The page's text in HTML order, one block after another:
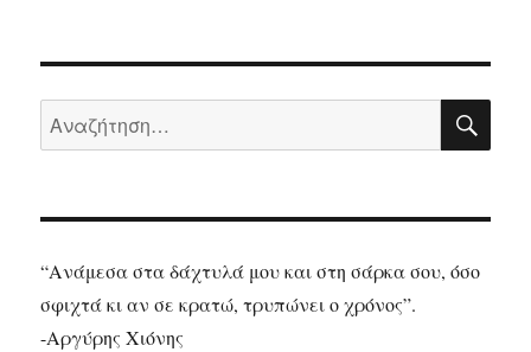
που
ξεχνάς
Αναζήτηση
για:
“Ανάμεσα στα δάχτυλά μου και στη σάρκα σου, όσο
σφιχτά κι αν σε κρατώ, τρυπώνει ο χρόνος”.
-Αργύρης Χιόνης